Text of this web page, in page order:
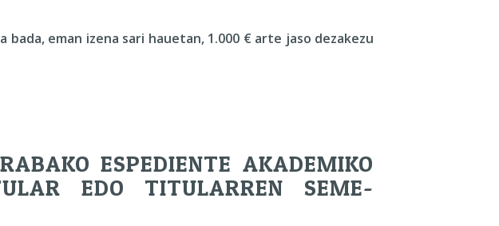
eman izena sari hauetan, 1.000 € arte jaso dezakezu
ESPEDIENTE AKADEMIKO
EDO TITULARREN SEME-